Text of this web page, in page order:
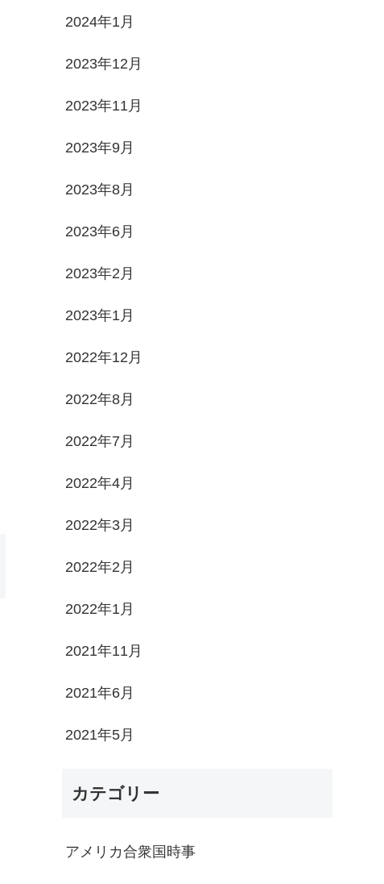
2024年1月
2023年12月
2023年11月
2023年9月
2023年8月
2023年6月
2023年2月
2023年1月
2022年12月
2022年8月
2022年7月
2022年4月
2022年3月
2022年2月
2022年1月
2021年11月
2021年6月
2021年5月
カテゴリー
アメリカ合衆国時事